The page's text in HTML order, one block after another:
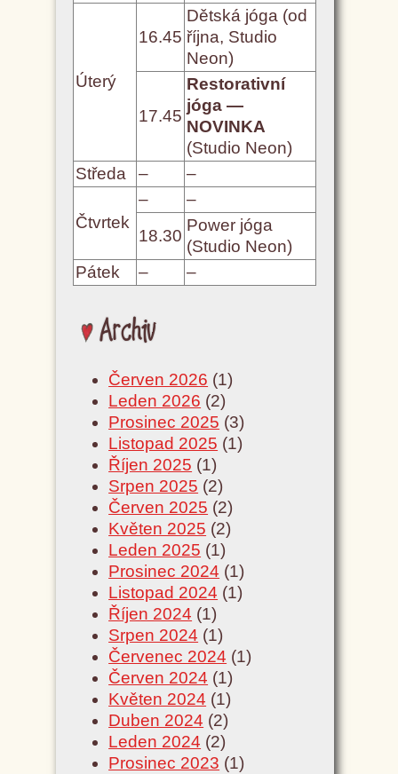
Úterý
16.45
Dětská jóga (od
října, Studio
Neon)
17.45
Restorativní
jóga —
NOVINKA
(Studio Neon)
Středa
– –
Čtvrtek
–
–
18.30
Power jóga
(Studio Neon)
Pátek
– –
Archiv
Červen 2026 (1)
Leden 2026 (2)
Prosinec 2025 (3)
Listopad 2025 (1)
Říjen 2025 (1)
Srpen 2025 (2)
Červen 2025 (2)
Květen 2025 (2)
Leden 2025 (1)
Prosinec 2024 (1)
Listopad 2024 (1)
Říjen 2024 (1)
Srpen 2024 (1)
Červenec 2024 (1)
Červen 2024 (1)
Květen 2024 (1)
Duben 2024 (2)
Leden 2024 (2)
Prosinec 2023 (1)